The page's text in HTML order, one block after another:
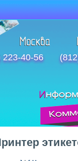
223-40-56